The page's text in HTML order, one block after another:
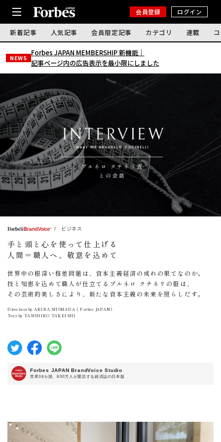
会員登録 ログイン
新着記事 人気記事 会員限定記事 カテゴリ 連載
NEWS
Forbes JAPAN MEMBERSHIP 新機能｜
記事ページ内の広告表示を最小限にしました
/ ビジネス
手と頭と心を使って仕上げる
人間＝職人へ、敬意を込めて
世界中の根深い格差問題は、資本主義経済の成れの果てなのか。
技と知恵を込めて職人が仕立てるブルネロ クチネリの服は、
その芸術的美しさにより、新たな資本主義の未来を照らしだす。
Direction by AKIRA SHIMADA ( Forbes JAPAN )
Text by YASUHIRO TAKEISHI
Forbes JAPAN BrandVoice Studio
世界38カ国、800万人が愛読する経済誌の日本版